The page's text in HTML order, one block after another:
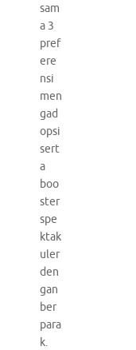
sam
a 3
pref
ere
nsi
men
gad
opsi
sert
a
boo
ster
spe
ktak
uler
den
gan
ber
para
k.